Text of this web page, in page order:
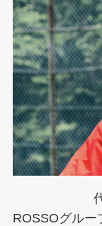
ROSSOグルー